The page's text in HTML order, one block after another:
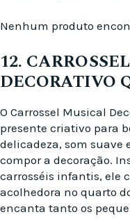
Nenhum produto
12.
DECORATIVO
O Carrossel Musical
presente criativo para
delicadeza, som suave
compor a decoração.
carrosséis infantis, ele
acolhedora no quarto
encanta tanto os